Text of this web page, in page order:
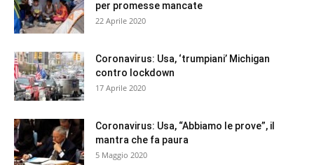
per promesse mancate
22 Aprile 2020
Coronavirus: Usa, ‘trumpiani’ Michigan
contro lockdown
17 Aprile 2020
Coronavirus: Usa, “Abbiamo le prove”, il
mantra che fa paura
5 Maggio 2020